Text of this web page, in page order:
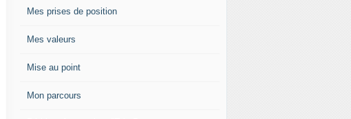
Mes prises de position
Mes valeurs
Mise au point
Mon parcours